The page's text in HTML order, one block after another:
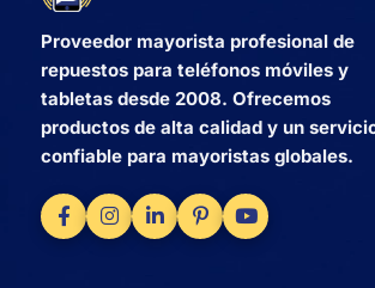
Proveedor mayorista profesional de
repuestos para teléfonos móviles y
tabletas desde 2008. Ofrecemos
productos de alta calidad y un
confiable para mayoristas globales.